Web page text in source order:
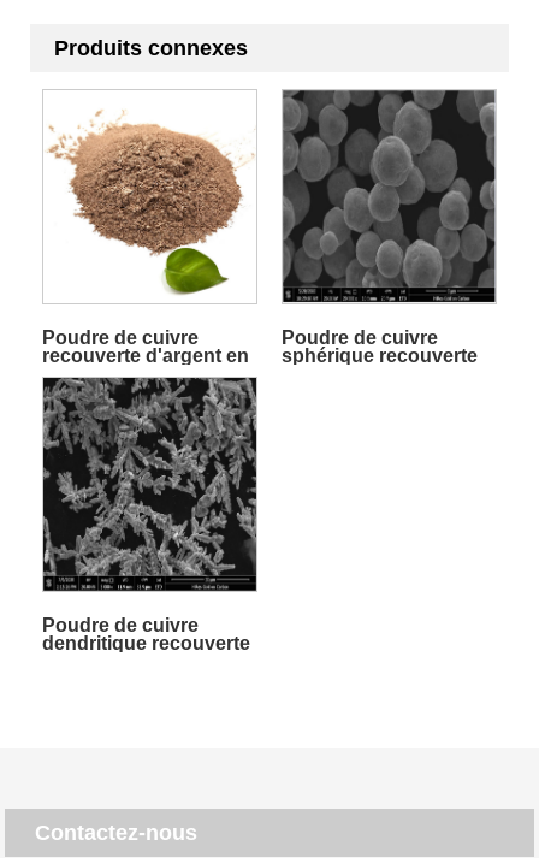
Produits connexes
Poudre de cuivre
recouverte d'argent en
flocons
Poudre de cuivre
sphérique recouverte
Poudre de cuivre
dendritique recouverte
Contactez-nous